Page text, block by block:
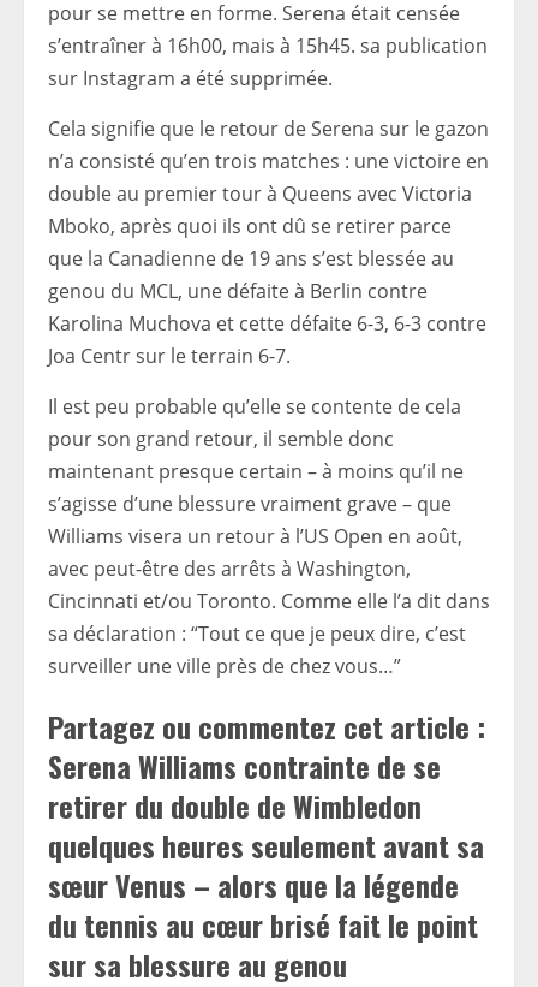
pour se mettre en forme. Serena était censée
s’entraîner à 16h00, mais à 15h45. sa publication
sur Instagram a été supprimée.
Cela signifie que le retour de Serena sur le gazon
n’a consisté qu’en trois matches : une victoire en
double au premier tour à Queens avec Victoria
Mboko, après quoi ils ont dû se retirer parce
que la Canadienne de 19 ans s’est blessée au
genou du MCL, une défaite à Berlin contre
Karolina Muchova et cette défaite 6-3, 6-3 contre
Joa Centr sur le terrain 6-7.
Il est peu probable qu’elle se contente de cela
pour son grand retour, il semble donc
maintenant presque certain – à moins qu’il ne
s’agisse d’une blessure vraiment grave – que
Williams visera un retour à l’US Open en août,
avec peut-être des arrêts à Washington,
Cincinnati et/ou Toronto. Comme elle l’a dit dans
sa déclaration : “Tout ce que je peux dire, c’est
surveiller une ville près de chez vous…”
Partagez ou commentez cet article :
Serena Williams contrainte de se
retirer du double de Wimbledon
quelques heures seulement avant sa
sœur Venus – alors que la légende
du tennis au cœur brisé fait le point
sur sa blessure au genou